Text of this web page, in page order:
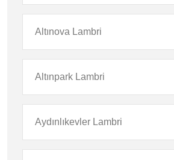
Altınova Lambri
Altınpark Lambri
Aydınlıkevler Lambri